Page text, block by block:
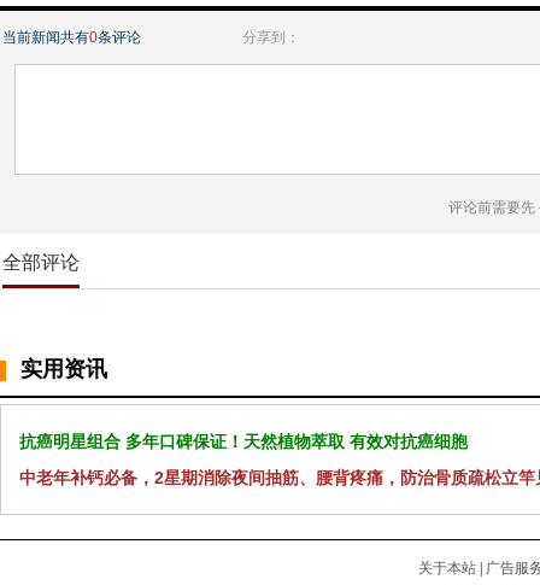
当前新闻共有0条评论 分享到：
评论前需要先
全部评论
实用资讯
抗癌明星组合 多年口碑保证！天然植物萃取 有效对抗癌细胞
中老年补钙必备，2星期消除夜间抽筋、腰背疼痛，防治骨质疏松立竿
关于本站
广告服